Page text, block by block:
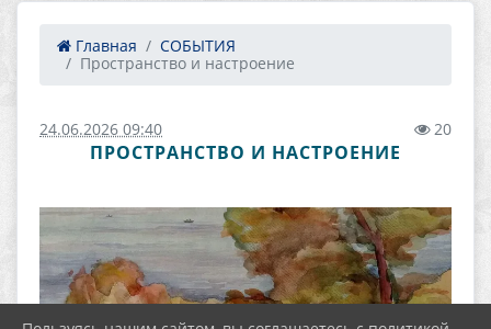
Главная
СОБЫТИЯ
Пространство и настроение
24.06.2026 09:40 20
ПРОСТРАНСТВО И НАСТРОЕНИЕ